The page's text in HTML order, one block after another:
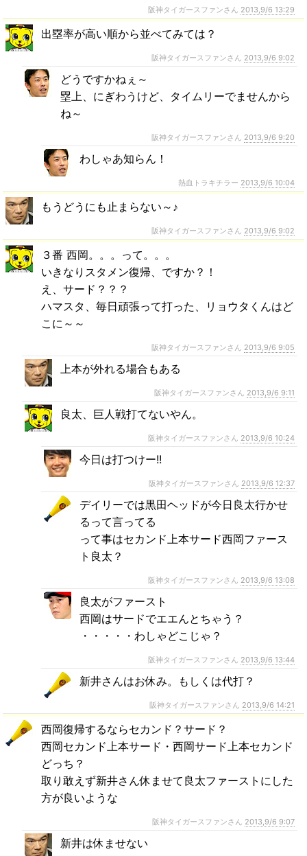
阪神タイガースファンさん 2013,9/6 13:29
出塁率が高い順から並べてみては？
阪神タイガースファンさん 2013,9/6 9:02
どうですかねぇ～
塁上、にぎわうけど、タイムリーでませんから
ね～
阪神タイガースファンさん 2013,9/6 9:20
わしゃあ知らん！
熱血トラキチラー 2013,9/6 10:04
もうどうにも止まらない～♪
阪神タイガースファンさん 2013,9/6 9:02
３番 西岡。。。って。。。
いきなりスタメン復帰、ですか？！
え、サード？？？
ハマスタ、毎日頑張って打った、リョウタくんはど
こに～～
阪神タイガースファンさん 2013,9/6 9:05
上本が外れる場合もある
阪神タイガースファンさん 2013,9/6 9:11
良太、巨人戦打てないやん。
阪神タイガースファンさん 2013,9/6 10:24
今日は打つけー!!
阪神タイガースファンさん 2013,9/6 12:37
デイリーでは黒田ヘッドが今日良太行かせ
るって言ってる
って事はセカンド上本サード西岡ファース
ト良太？
阪神タイガースファンさん 2013,9/6 13:08
良太がファースト
西岡はサードでエエんとちゃう？
・・・・・わしゃどこじゃ？
阪神タイガースファンさん 2013,9/6 13:44
新井さんはお休み。もしくは代打？
阪神タイガースファンさん 2013,9/6 14:21
西岡復帰するならセカンド？サード？
西岡セカンド上本サード・西岡サード上本セカンド
どっち？
取り敢えず新井さん休ませて良太ファーストにした
方が良いような
阪神タイガースファンさん 2013,9/6 9:07
新井は休ませない